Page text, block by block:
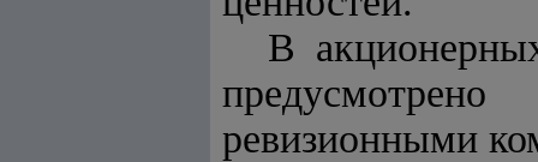
В
ревизионными